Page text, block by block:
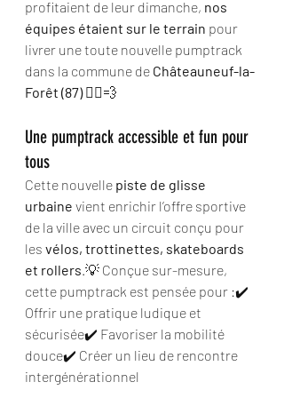
profitaient de leur dimanche, nos
équipes étaient sur le terrain pour
livrer une toute nouvelle pumptrack
dans la commune de Châteauneuf-la-
Forêt (87) 👷‍♂️💨
Une pumptrack accessible et fun pour
tous
Cette nouvelle piste de glisse
urbaine vient enrichir l’offre sportive
de la ville avec un circuit conçu pour
les vélos, trottinettes, skateboards
et rollers.💡 Conçue sur-mesure,
cette pumptrack est pensée pour :✔️
Offrir une pratique ludique et
sécurisée✔️ Favoriser la mobilité
douce✔️ Créer un lieu de rencontre
intergénérationnel